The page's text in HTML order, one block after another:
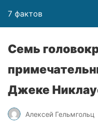
7 фактов
Семь
Джеке
Алексей Гельмгольц